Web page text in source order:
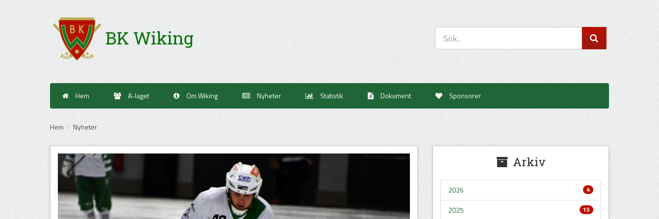
BK Wiking
Hem A-laget Om Wiking Nyheter Statistik Dokument Sponsorer
Hem Nyheter
Arkiv
2026 4
2025 15